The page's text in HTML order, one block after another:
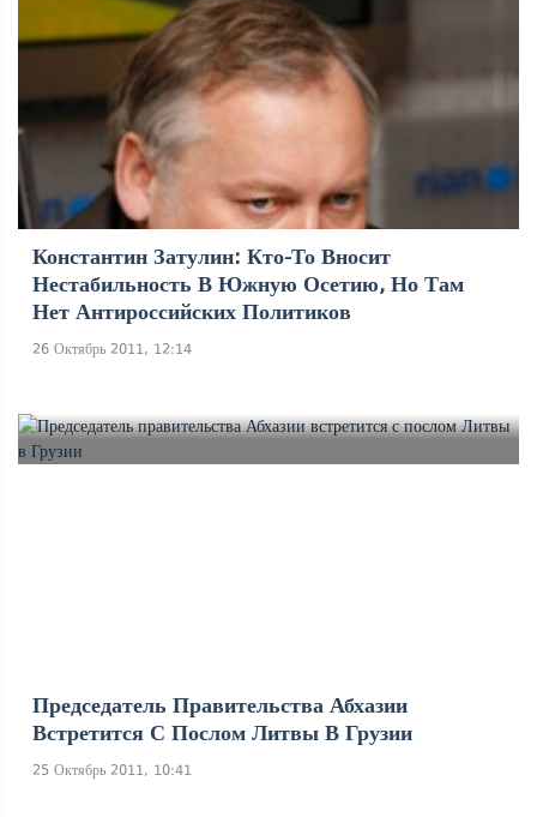
Константин Затулин: Кто-То Вносит
Нестабильность В Южную Осетию, Но Там
Нет Антироссийских Политиков
26 Октябрь 2011, 12:14
Председатель Правительства Абхазии
Встретится С Послом Литвы В Грузии
25 Октябрь 2011, 10:41